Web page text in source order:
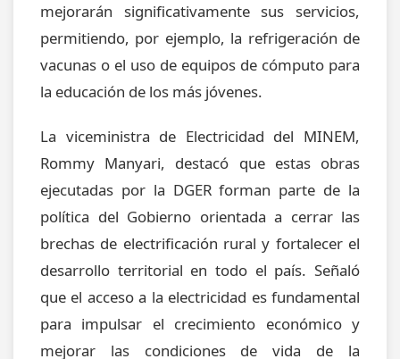
mejorarán significativamente sus servicios,
permitiendo, por ejemplo, la refrigeración de
vacunas o el uso de equipos de cómputo para
la educación de los más jóvenes.
La viceministra de Electricidad del MINEM,
Rommy Manyari, destacó que estas obras
ejecutadas por la DGER forman parte de la
política del Gobierno orientada a cerrar las
brechas de electrificación rural y fortalecer el
desarrollo territorial en todo el país. Señaló
que el acceso a la electricidad es fundamental
para impulsar el crecimiento económico y
mejorar las condiciones de vida de la